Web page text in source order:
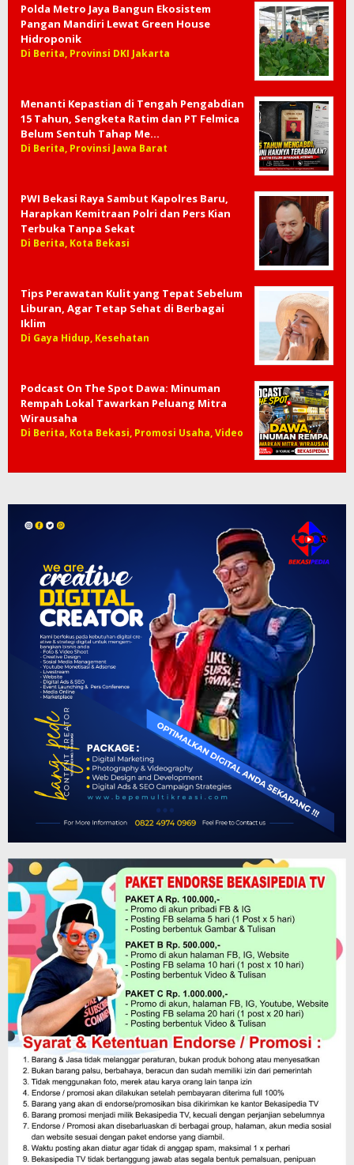
Polda Metro Jaya Bangun Ekosistem
Pangan Mandiri Lewat Green House
Hidroponik
Di Berita, Provinsi DKI Jakarta
Menanti Kepastian di Tengah Pengabdian
15 Tahun, Sengketa Ratim dan PT Felmica
Belum Sentuh Tahap Me…
Di Berita, Provinsi Jawa Barat
PWI Bekasi Raya Sambut Kapolres Baru,
Harapkan Kemitraan Polri dan Pers Kian
Terbuka Tanpa Sekat
Di Berita, Kota Bekasi
Tips Perawatan Kulit yang Tepat Sebelum
Liburan, Agar Tetap Sehat di Berbagai
Iklim
Di Gaya Hidup, Kesehatan
Podcast On The Spot Dawa: Minuman
Rempah Lokal Tawarkan Peluang Mitra
Wirausaha
Di Berita, Kota Bekasi, Promosi Usaha, Video